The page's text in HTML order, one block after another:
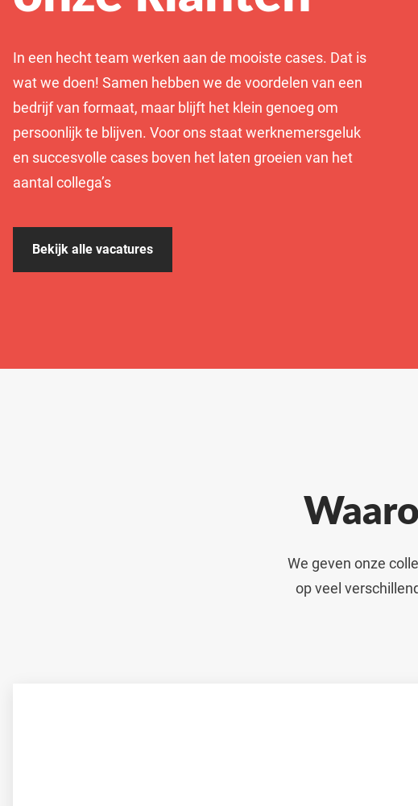
In een hecht team werken aan de mooiste cases. Dat is
wat we doen! Samen hebben we de voordelen van een
bedrijf van formaat, maar blijft het klein genoeg om
persoonlijk te blijven. Voor ons staat werknemersgeluk
en succesvolle cases boven het laten groeien van het
aantal collega’s
Bekijk alle vacatures
We geven onze
op veel